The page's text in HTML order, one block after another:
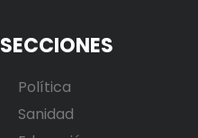
SECCIONES
Política
Sanidad